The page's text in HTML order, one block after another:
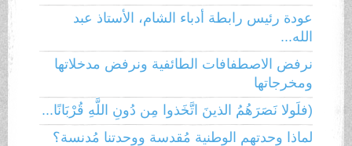
عودة رئيس رابطة أدباء الشام، الأستاذ عبد
الله...
نرفض الاصطفافات الطائفية ونرفض مدخلاتها
ومخرجاتها
(فلَولا نَصَرَهُمُ الذينَ اتَّخَذوا مِن دُونِ اللَّهِ قُرْبَانًا...
لماذا وحدتهم الوطنية مُقدسة ووحدتنا مُدنسة؟